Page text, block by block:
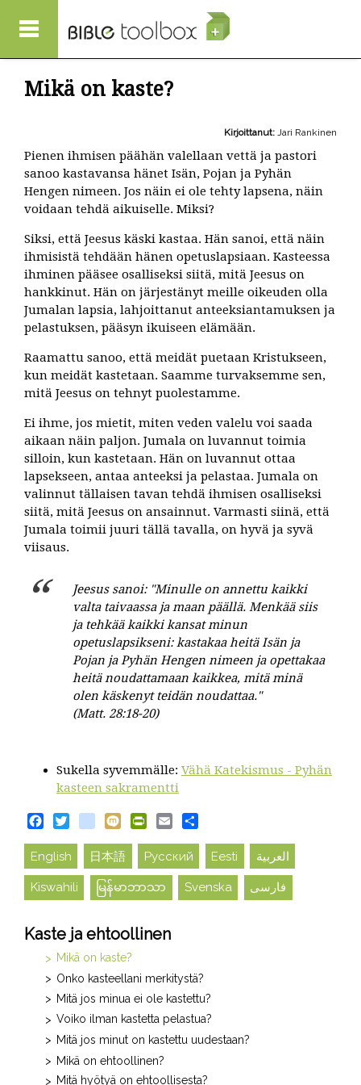
Mikä on kaste?
Kirjoittanut: Jari Rankinen
Pienen ihmisen päähän valellaan vettä ja pastori
sanoo kastavansa hänet Isän, Pojan ja Pyhän
Hengen nimeen. Jos näin ei ole tehty lapsena, näin
voidaan tehdä aikuiselle. Miksi?
Siksi, että Jeesus käski kastaa. Hän sanoi, että näin
ihmisistä tehdään hänen opetuslapsiaan. Kasteessa
ihminen pääsee osalliseksi siitä, mitä Jeesus on
hankkinut. Hän on järjestänyt meille oikeuden olla
Jumalan lapsia, lahjoittanut anteeksiantamuksen ja
pelastuksen, pääsyn ikuiseen elämään.
Raamattu sanoo, että meidät puetaan Kristukseen,
kun meidät kastetaan. Saamme turvaksemme sen,
mitä Jeesus on tehnyt puolestamme.
Ei ihme, jos mietit, miten veden valelu voi saada
aikaan näin paljon. Jumala on luvannut toimia
silloin, kun kastetaan. Hän on luvannut ottaa
lapsekseen, antaa anteeksi ja pelastaa. Jumala on
valinnut tällaisen tavan tehdä ihmisen osalliseksi
siitä, mitä Jeesus on ansainnut. Varmasti siinä, että
Jumala toimii juuri tällä tavalla, on hyvä ja syvä
viisaus.
Jeesus sanoi: "Minulle on annettu kaikki
valta taivaassa ja maan päällä. Menkää siis
ja tehkää kaikki kansat minun
opetuslapsikseni: kastakaa heitä Isän ja
Pojan ja Pyhän Hengen nimeen ja opettakaa
heitä noudattamaan kaikkea, mitä minä
olen käskenyt teidän noudattaa."
(Matt. 28:18-20)
Sukella syvemmälle: Vähä Katekismus - Pyhän
kasteen sakramentti
FacebookTwitterblogger_post
Mixi PrintFriendly
Email
English 日本語 Русский Eesti العربية
Kiswahili မြန်မာဘာသာ Svenska فارسی
Kaste ja ehtoollinen
Mikä on kaste?
Onko kasteellani merkitystä?
Mitä jos minua ei ole kastettu?
Voiko ilman kastetta pelastua?
Mitä jos minut on kastettu uudestaan?
Mikä on ehtoollinen?
Mitä hyötyä on ehtoollisesta?